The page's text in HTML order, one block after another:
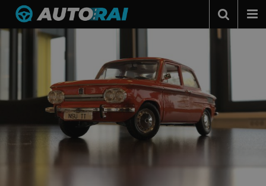
Autonieuws
Autotests
Automerken
Adverteren